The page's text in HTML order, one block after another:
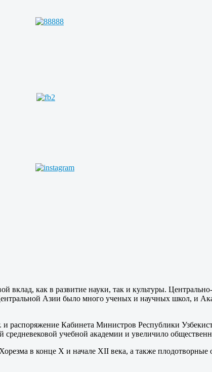
вклад, как в развитие науки, так и культуры.
Азии было много ученых и научных школ, и
Кабинета Министров Республики
учебной академии и увеличило
в конце Х и начале ХII века, а также